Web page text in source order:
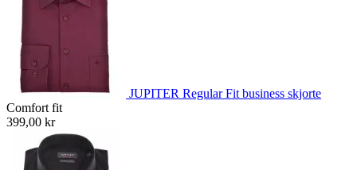
JUPITER Regular Fit business skjorte
Comfort fit
399,00 kr